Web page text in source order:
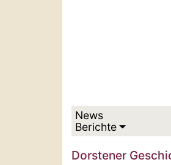
News
Berichte
Dorstener